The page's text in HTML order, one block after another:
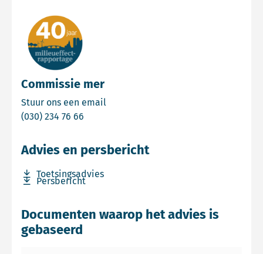
Commissie mer
Stuur ons een email
(030) 234 76 66
Advies en persbericht
Toetsingsadvies
Download bestand Toetsingsadvies
Persbericht
Download bestand Persbericht
Documenten waarop het advies is
gebaseerd